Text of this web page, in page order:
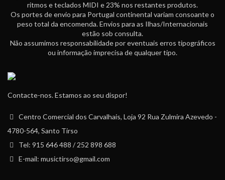
ritmos e teclados MIDI e 23% nos restantes produtos.
Os portes de envio para Portugal continental variam consoante o
peso total da encomenda. Envios para as Ilhas/Internacionais
estão sob consulta.
Não assumimos responsabilidade por eventuais erros tipográficos
ou informação imprecisa de qualquer tipo.
Contacte-nos. Estamos ao seu dispor!
Centro Comercial dos Carvalhais, Loja 92 Rua Zulmira Azevedo -
4780-564, Santo Tirso
Tel: 915 646 488 / 252 898 688
E-mail: musictirso@gmail.com